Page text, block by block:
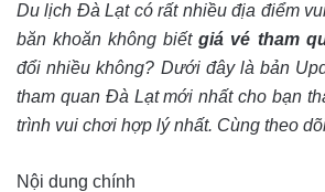
Du lịch Đà Lạt có rất nhiều địa điểm
băn khoăn không biếtgiá vé tham
đổi nhiều không? Dưới đây là bản
tham quan Đà Lạt mới nhất cho bạn
trình vui chơi hợp lý nhất. Cùng theo
Nội dung chính